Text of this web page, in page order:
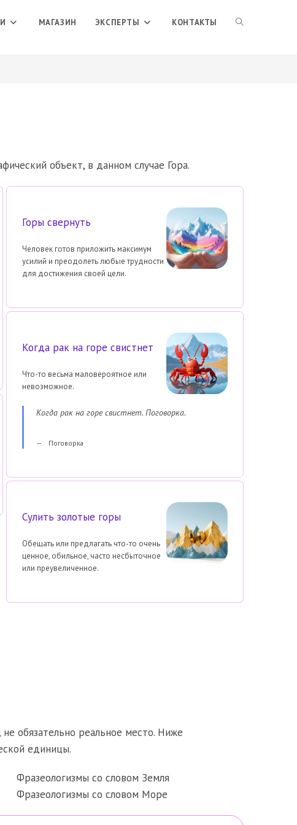
МАГАЗИН ЭКСПЕРТЫ КОНТАКТЫ ПЕРЕКЛЮЧИТЬ
объект, в данном случае Гора.
Горы свернуть
Человек готов приложить максимум
усилий и преодолеть любые трудности
для достижения своей цели.
Когда рак на горе свистнет
Что-то весьма маловероятное или
невозможное.
Когда рак на горе свистнет. Поговорка.
Поговорка
Сулить золотые горы
Обещать или предлагать что-то очень
ценное, обильное, часто несбыточное
или преувеличенное.
обязательно реальное место. Ниже
единицы.
Фразеологизмы со словом Земля
Фразеологизмы со словом Море